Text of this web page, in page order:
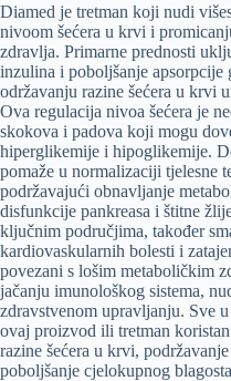
Diamed je tretman koji nudi
nivoom šećera u krvi i
zdravlja. Primarne prednosti
inzulina i poboljšanje apsorpcije
održavanju razine šećera u krvi
Ova regulacija nivoa šećera je
skokova i padova koji mogu
hiperglikemije i hipoglikemije.
pomaže u normalizaciji tjelesne
podržavajući obnavljanje
disfunkcije pankreasa i štitne
ključnim područjima, također
kardiovaskularnih bolesti i
povezani s lošim metaboličkim
jačanju imunološkog sistema,
zdravstvenom upravljanju. Sve
ovaj proizvod ili tretman
razine šećera u krvi,
poboljšanje cjelokupnog